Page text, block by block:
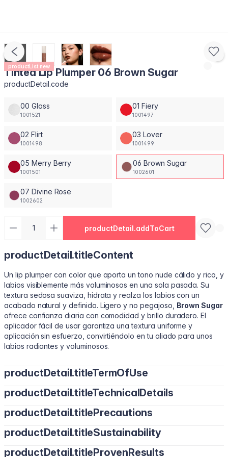
productList.new
Tinted Lip Plumper 06 Brown Sugar
productDetail.code
00 Glass
1001521
01 Fiery
1001497
02 Flirt
1001498
03 Lover
1001499
05 Merry Berry
1001501
06 Brown Sugar
1002601
07 Divine Rose
1002602
productDetail.addToCart
productDetail.titleContent
Un lip plumper con color que aporta un tono nude cálido y rico, y
labios visiblemente más voluminosos en una sola pasada. Su
textura sedosa suaviza, hidrata y realza los labios con un
acabado natural y definido. Ligero y no pegajoso, Brown Sugar
ofrece confianza diaria con comodidad y brillo duradero. El
aplicador fácil de usar garantiza una textura uniforme y
aplicación sin esfuerzo, convirtiéndolo en tu aliado para unos
labios radiantes y voluminosos.
productDetail.titleTermOfUse
Aplica directamente sobre los labios tantas veces como desees.
volumen y brillo. Reaplica durante el día para mantener
productDetail.titleTechnicalDetails
Poliisobuteno, Poliisobuteno hidrogenado, Bis-Diglicéril
Pentaeritritilo tetraisostearato, Sílice dimetil sililato, Cera sintética,
microcristalina, Éter de butilo de vainilo, Aceite de hoja de
productDetail.titlePrecautions
Solo para uso externo. Evita el contacto con los ojos. Si aparece
niños. Almacena a temperatura ambiente, lejos de luz solar y
productDetail.titleSustainability
Libre de crueldad. Vegano. Libre de parabenos y metales
productDetail.titleProvenResults